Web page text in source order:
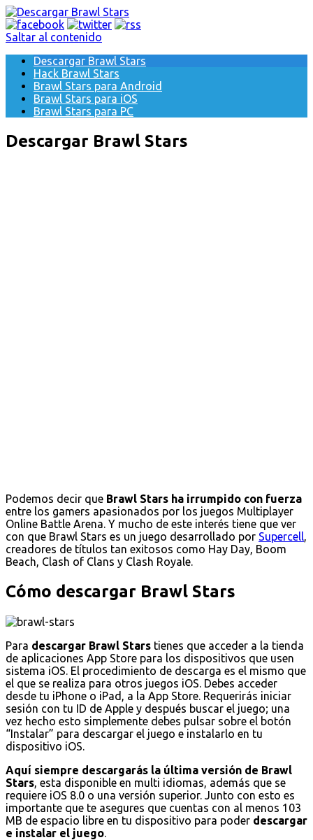
Saltar al contenido
Descargar Brawl Stars
Hack Brawl Stars
Brawl Stars para Android
Brawl Stars para iOS
Brawl Stars para PC
Descargar Brawl Stars
Podemos decir que Brawl Stars ha irrumpido con fuerza
entre los gamers apasionados por los juegos Multiplayer
Online Battle Arena. Y mucho de este interés tiene que ver
con que Brawl Stars es un juego desarrollado por Supercell,
creadores de títulos tan exitosos como Hay Day, Boom
Beach, Clash of Clans y Clash Royale.
Cómo descargar Brawl Stars
Para descargar Brawl Stars tienes que acceder a la tienda
de aplicaciones App Store para los dispositivos que usen
sistema iOS. El procedimiento de descarga es el mismo que
el que se realiza para otros juegos iOS. Debes acceder
desde tu iPhone o iPad, a la App Store. Requerirás iniciar
sesión con tu ID de Apple y después buscar el juego; una
vez hecho esto simplemente debes pulsar sobre el botón
“Instalar” para descargar el juego e instalarlo en tu
dispositivo iOS.
Aquí siempre descargarás la última versión de Brawl
Stars, esta disponible en multi idiomas, además que se
requiere iOS 8.0 o una versión superior. Junto con esto es
importante que te asegures que cuentas con al menos 103
MB de espacio libre en tu dispositivo para poder descargar
e instalar el juego.